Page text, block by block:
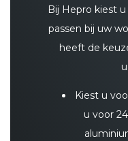
Bij Hepro kiest
passen bij uw
heeft de
Kiest u
u voor